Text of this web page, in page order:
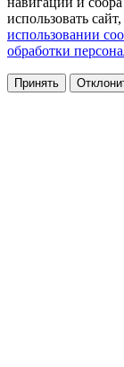
использовать
использовании
обработки
Принять